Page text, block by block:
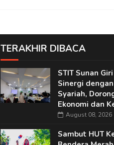
TERAKHIR DIBACA
STIT Sunan
Sinergi dengan
Syariah,
Ekonomi dan
August 08, 2026
Sambut HUT